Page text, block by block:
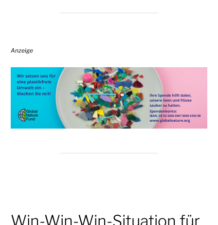
Anzeige
Win-Win-Win-Situation für